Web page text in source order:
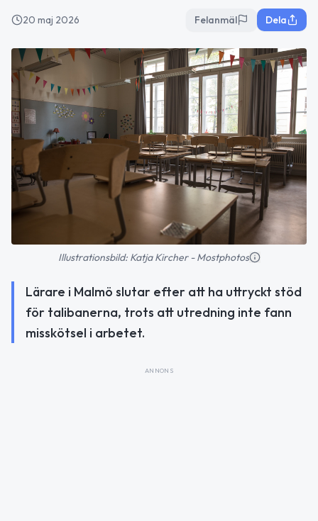
20 maj 2026 Felanmäl Dela
Illustrationsbild: Katja Kircher - Mostphotos
Lärare i Malmö slutar efter att ha uttryckt stöd
för talibanerna, trots att utredning inte fann
misskötsel i arbetet.
ANNONS